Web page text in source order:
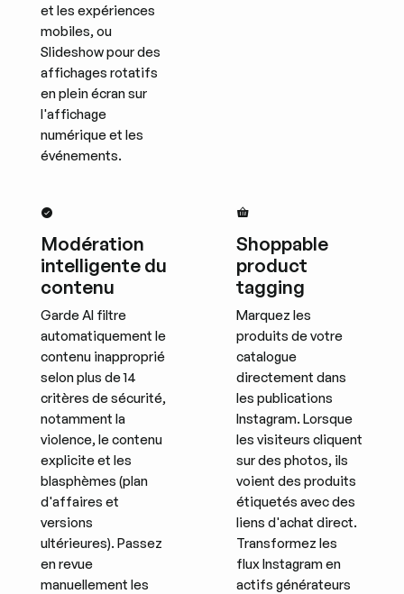
et les expériences
mobiles, ou
Slideshow pour des
affichages rotatifs
en plein écran sur
l'affichage
numérique et les
événements.
Modération
intelligente du
contenu
Garde AI filtre
automatiquement le
contenu inapproprié
selon plus de 14
critères de sécurité,
notamment la
violence, le contenu
explicite et les
blasphèmes (plan
d'affaires et
versions
ultérieures). Passez
en revue
manuellement les
Shoppable
product
tagging
Marquez les
produits de votre
catalogue
directement dans
les publications
Instagram. Lorsque
les visiteurs cliquent
sur des photos, ils
voient des produits
étiquetés avec des
liens d'achat direct.
Transformez les
flux Instagram en
actifs générateurs